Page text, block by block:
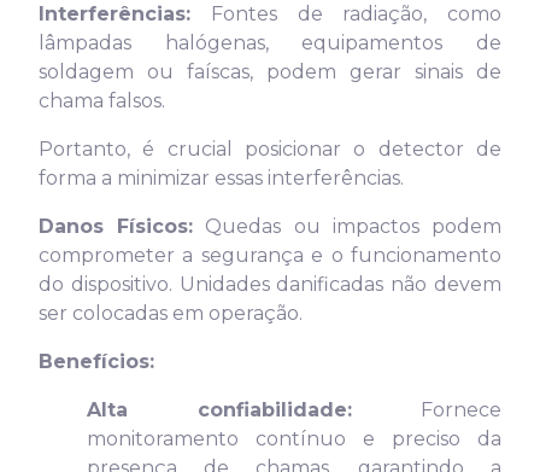
Interferências: Fontes de radiação, como
lâmpadas halógenas, equipamentos de
soldagem ou faíscas, podem gerar sinais de
chama falsos.
Portanto, é crucial posicionar o detector de
forma a minimizar essas interferências.
Danos Físicos: Quedas ou impactos podem
comprometer a segurança e o funcionamento
do dispositivo. Unidades danificadas não devem
ser colocadas em operação.
Benefícios:
Alta confiabilidade:
Fornece
monitoramento contínuo e preciso da